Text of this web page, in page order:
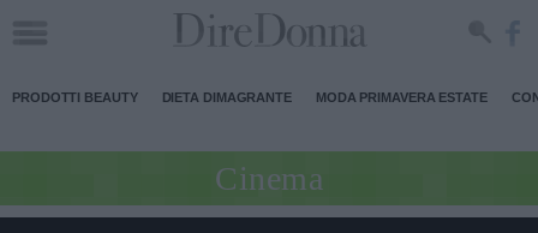
PRODOTTI BEAUTY DIETA DIMAGRANTE MODA PRIMAVERA ESTATE
Cinema